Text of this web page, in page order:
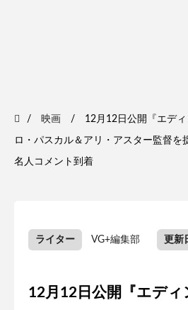
映画 12月12日公開『エデ
ロ・パスカル＆アリ・アスター監督を
名人コメント到着
ライター VG+編集部 更新
12月12日公開『エディ